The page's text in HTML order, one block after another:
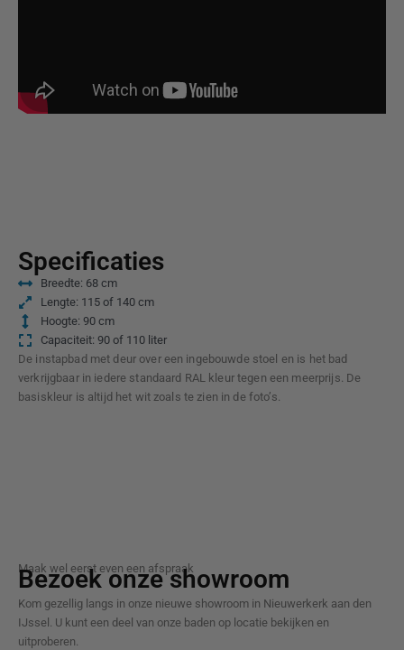
Specificaties
Breedte: 68 cm​
Lengte: 115 of 140 cm
Hoogte: 90 cm
Capaciteit: 90 of 110 liter
De instapbad met deur over een ingebouwde stoel en is het bad
verkrijgbaar in iedere standaard RAL kleur tegen een meerprijs. De
basiskleur is altijd het wit zoals te zien in de foto’s.
Maak wel eerst even een afspraak
Bezoek onze showroom
Kom gezellig langs in onze nieuwe showroom in Nieuwerkerk aan den
IJssel. U kunt een deel van onze baden op locatie bekijken en
uitproberen.